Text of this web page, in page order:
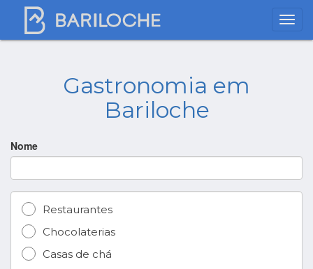
Gastronomia em
Bariloche
Nome
Restaurantes
Chocolaterias
Casas de chá